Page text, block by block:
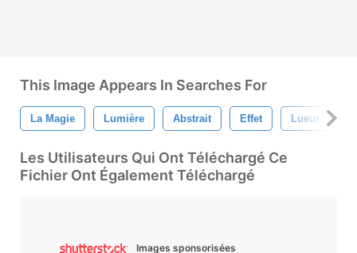
This Image Appears In Searches For
La Magie Lumière Abstrait Effet Lueur
Les Utilisateurs Qui Ont Téléchargé Ce
Fichier Ont Également Téléchargé
Images sponsorisées